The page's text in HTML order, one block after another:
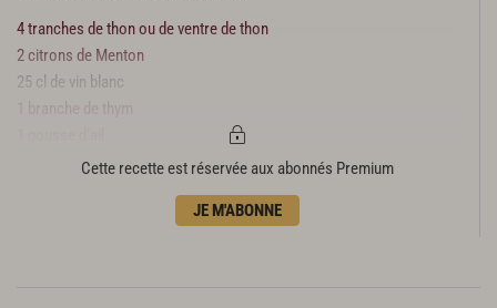
4 tranches de thon ou de ventre de thon
2 citrons de Menton
25 cl de vin blanc
1 branche de thym
Cette recette est réservée aux abonnés Premium
JE M'ABONNE